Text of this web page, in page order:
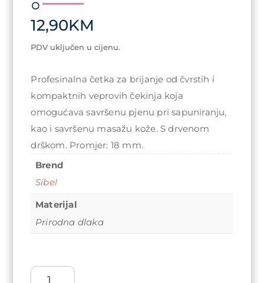
12,90KM
PDV uključen u cijenu.
Profesinalna četka za brijanje od čvrstih i
kompaktnih veprovih čekinja koja
omogućava savršenu pjenu pri sapuniranju,
kao i savršenu masažu kože. S drvenom
drškom. Promjer: 18 mm.
Brend
Sibel
Materijal
Prirodna dlaka
Četka